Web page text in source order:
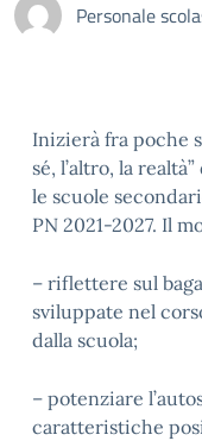
Personale
Inizierà fra poche
sé, l’altro, la
le scuole
PN 2021-2027. Il
– riflettere sul
sviluppate nel
dalla scuola;
– potenziare
caratteristiche